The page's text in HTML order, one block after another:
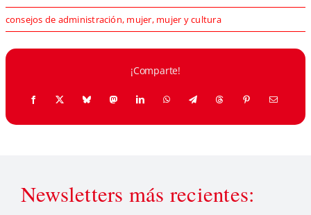
consejos de administración, mujer, mujer y cultura
¡Comparte!
Newsletters más recientes: